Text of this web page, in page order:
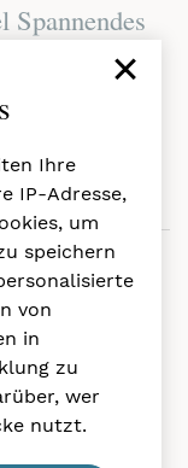
Spannendes
×
Ihre
IP-Adresse,
um
speichern
von
in
zu
wer
nutzt.